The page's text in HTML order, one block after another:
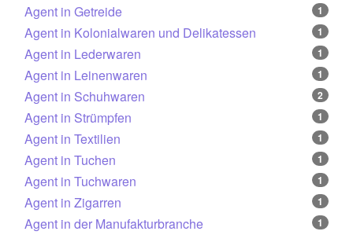
Agent in Getreide 1
Agent in Kolonialwaren und Delikatessen 1
Agent in Lederwaren 1
Agent in Leinenwaren 1
Agent in Schuhwaren 2
Agent in Strümpfen 1
Agent in Textilien 1
Agent in Tuchen 1
Agent in Tuchwaren 1
Agent in Zigarren 1
Agent in der Manufakturbranche 1